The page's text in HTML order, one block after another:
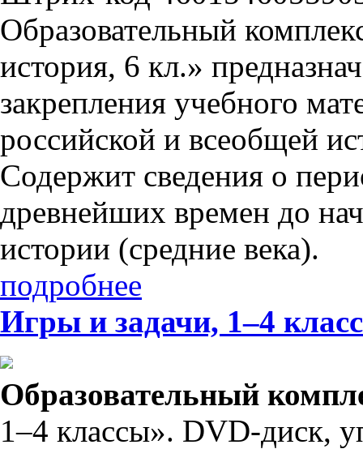
Образовательный
история, 6 кл.»
закрепления учебного
российской и всеобщей
Содержит сведения о
древнейших времен до
истории (средние века).
подробнее
Игры и задачи, 1–4
Образовательный
1–4 классы». DVD-диск,